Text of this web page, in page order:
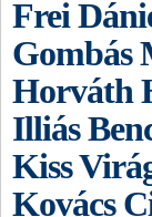
Frei
Gombás
Horváth
Illiás
Kiss
Kovács